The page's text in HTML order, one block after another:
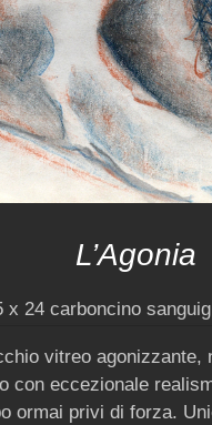
L’Agonia
x 24 carboncino
vitreo agonizzante,
con eccezionale
ormai privi di forza.